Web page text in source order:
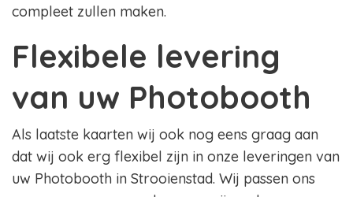
compleet zullen maken.
Flexibele levering
van uw Photobooth
Als laatste kaarten wij ook nog eens graag aan
dat wij ook erg flexibel zijn in onze leveringen van
uw Photobooth in Strooienstad. Wij passen ons